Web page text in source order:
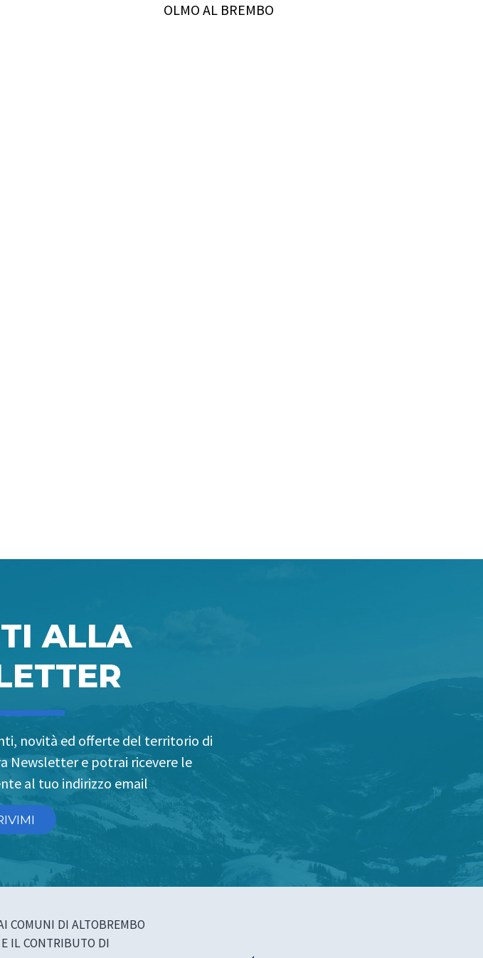
OLMO AL BREMBO
ALLA
novità ed offerte del territorio di
Newsletter e potrai ricevere le
al tuo indirizzo email
COMUNI DI ALTOBREMBO
IL CONTRIBUTO DI